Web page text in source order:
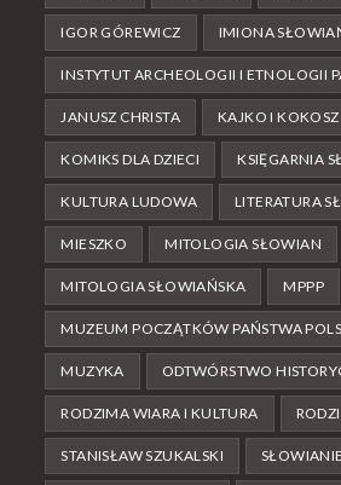
IGOR GÓREWICZ IMIONA
INSTYTUT ARCHEOLOGII I ETNOLOGII
JANUSZ CHRISTA KAJKO I KOKOSZ
KOMIKS DLA DZIECI KSIĘGARNIA
KULTURA LUDOWA LITERATURA
MIESZKO MITOLOGIA SŁOWIAN
MITOLOGIA SŁOWIAŃSKA MPPP
MUZEUM POCZĄTKÓW PAŃSTWA
MUZYKA ODTWÓRSTWO
RODZIMA WIARA I KULTURA
STANISŁAW SZUKALSKI SŁOWIANIE